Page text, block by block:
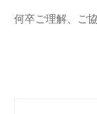
何卒ご理解、ご